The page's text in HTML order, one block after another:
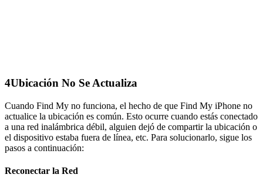
4Ubicación No Se Actualiza
Cuando Find My no funciona, el hecho de que Find My iPhone no
actualice la ubicación es común. Esto ocurre cuando estás conectado
a una red inalámbrica débil, alguien dejó de compartir la ubicación o
el dispositivo estaba fuera de línea, etc. Para solucionarlo, sigue los
pasos a continuación:
Reconectar la Red